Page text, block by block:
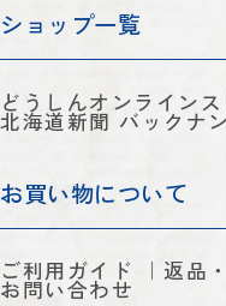
ショップ一覧
どうしんオンラインス
北海道新聞 バックナ
お買い物について
ご利用ガイド 返品
お問い合わせ